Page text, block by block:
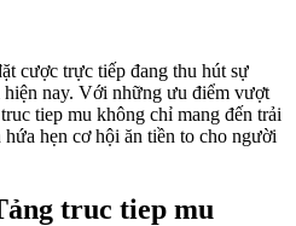
cược trực tiếp đang thu hút sự
nay. Với những ưu điểm vượt
tiep mu không chỉ mang đến trải
hẹn cơ hội ăn tiền to cho người
truc tiep mu